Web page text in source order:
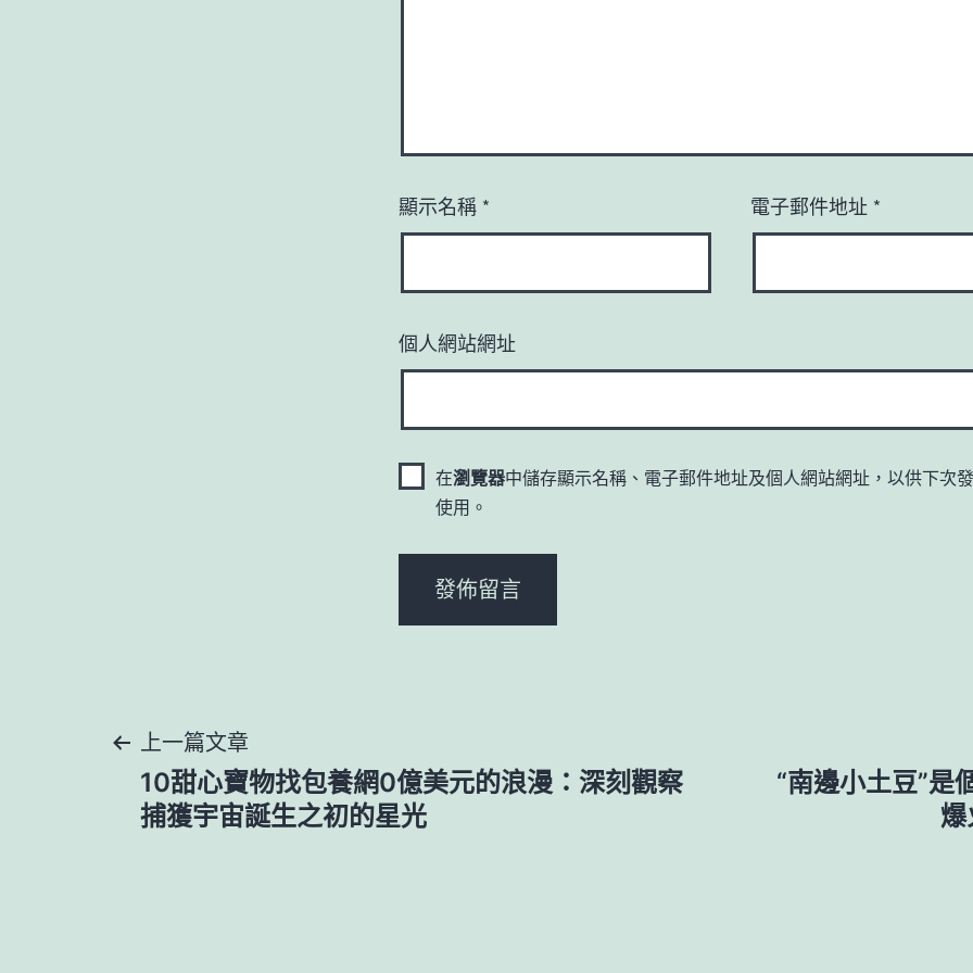
顯示名稱 * 電子郵件地址 *
個人網站網址
在瀏覽器中儲存顯示名稱、電子郵件地址及個人網站網址，以供下次
使用。
文
章
上一篇文章
10甜心寶物找包養網0億美元的浪漫：深刻觀察
捕獲宇宙誕生之初的星光
“南邊小土豆”是